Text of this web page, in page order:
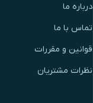
درباره ما
تماس با ما
قوانین و مقررات
نظرات مشتریان